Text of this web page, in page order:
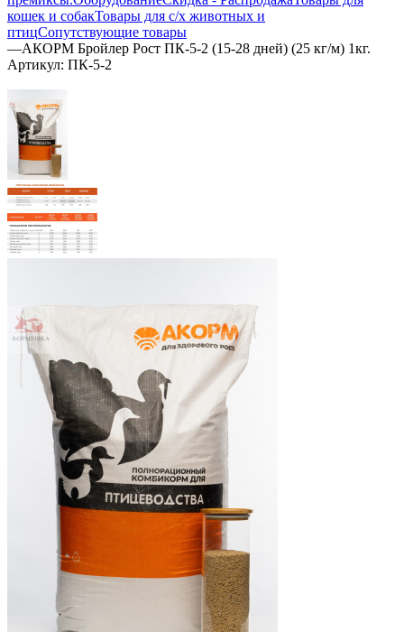
кошек и собакТовары для с/х животных и
птицСопутствующие товары
—АКОРМ Бройлер Рост ПК-5-2 (15-28 дней) (25 кг/м) 1кг.
Артикул: ПК-5-2